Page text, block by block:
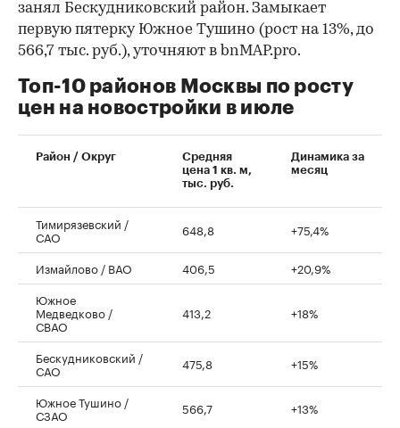
00:00 / 00:00
занял Бескудниковский район. Замыкает
первую пятерку Южное Тушино (рост на 13%, до
566,7 тыс. руб.), уточняют в bnMAP.pro.
Топ-10 районов Москвы по росту
цен на новостройки в июле
Район / Округ
Средняя
цена 1 кв. м,
тыс. руб.
Динамика за
месяц
Тимирязевский /
САО 648,8 +75,4%
Измайлово / ВАО 406,5
+20,9%
Южное
Медведково /
СВАО
413,2 +18%
Бескудниковский /
САО 475,8 +15%
Южное Тушино /
СЗАО 566,7 +13%